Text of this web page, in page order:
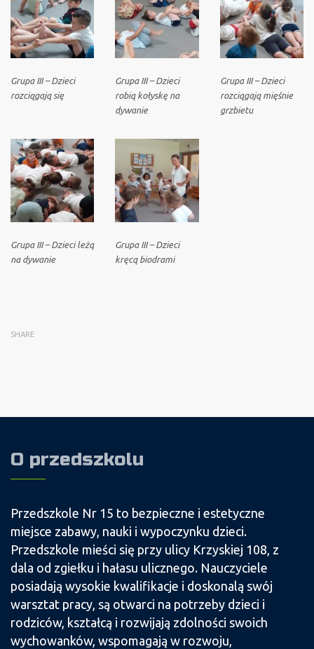
Grupa III – Dzieci
rozciągają się
Grupa III – Dzieci
robią kołyskę na
dywanie
Grupa III – Dzieci
rozciągają mięśnie
grzbietu
Grupa III – Dzieci leżą
na dywanie
Grupa III – Dzieci
kręcą biodrami
SHARE
O przedszkolu
Przedszkole Nr 15 to bezpieczne i estetyczne
miejsce zabawy, nauki i wypoczynku dzieci.
Przedszkole mieści się przy ulicy Krzyskiej 108, z
dala od zgiełku i hałasu ulicznego. Nauczyciele
posiadają wysokie kwalifikacje i doskonalą swój
warsztat pracy, są otwarci na potrzeby dzieci i
rodziców, kształcą i rozwijają zdolności swoich
wychowanków, wspomagają w rozwoju,